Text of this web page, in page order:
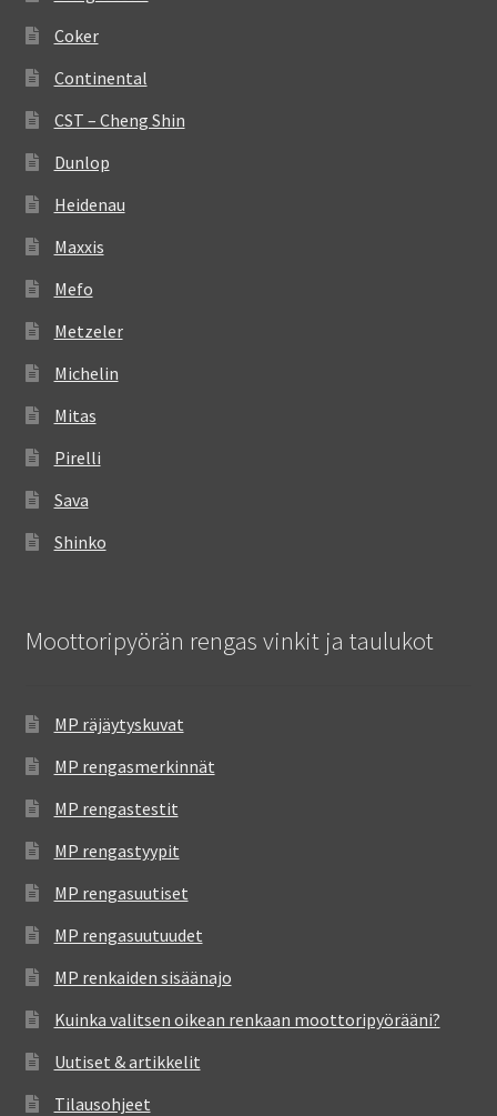
Coker
Continental
CST – Cheng Shin
Dunlop
Heidenau
Maxxis
Mefo
Metzeler
Michelin
Mitas
Pirelli
Sava
Shinko
Moottoripyörän rengas vinkit ja taulukot
MP räjäytyskuvat
MP rengasmerkinnät
MP rengastestit
MP rengastyypit
MP rengasuutiset
MP rengasuutuudet
MP renkaiden sisäänajo
Kuinka valitsen oikean renkaan moottoripyörääni?
Uutiset & artikkelit
Tilausohjeet